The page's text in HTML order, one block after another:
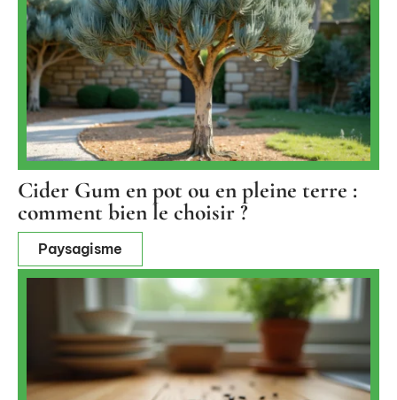
Cider Gum en pot ou en pleine terre :
comment bien le choisir ?
Paysagisme